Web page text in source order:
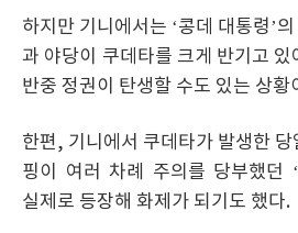
하지만 기니에서는 ‘콩데 대통령’
과 야당이 쿠데타를 크게 반기고 있
반중 정권이 탄생할 수도 있는 상황
한편, 기니에서 쿠데타가 발생한
핑이 여러 차례 주의를 당부했던
실제로 등장해 화제가 되기도 했다.